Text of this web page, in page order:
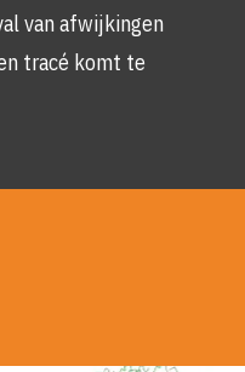
van afwijkingen
tracé komt te